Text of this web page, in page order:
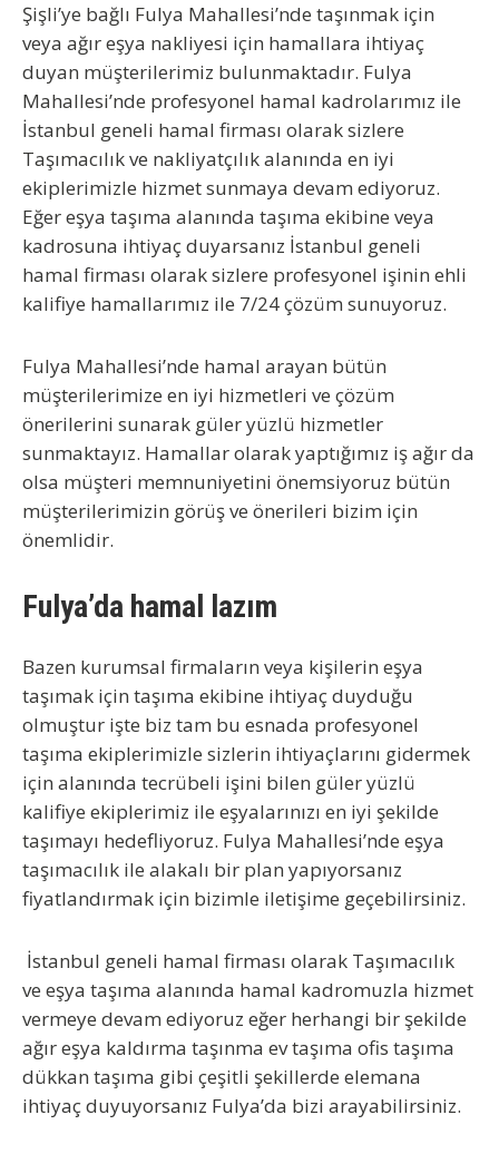
Şişli’ye bağlı Fulya Mahallesi’nde taşınmak için
veya ağır eşya nakliyesi için hamallara ihtiyaç
duyan müşterilerimiz bulunmaktadır. Fulya
Mahallesi’nde profesyonel hamal kadrolarımız ile
İstanbul geneli hamal firması olarak sizlere
Taşımacılık ve nakliyatçılık alanında en iyi
ekiplerimizle hizmet sunmaya devam ediyoruz.
Eğer eşya taşıma alanında taşıma ekibine veya
kadrosuna ihtiyaç duyarsanız İstanbul geneli
hamal firması olarak sizlere profesyonel işinin ehli
kalifiye hamallarımız ile 7/24 çözüm sunuyoruz.
Fulya Mahallesi’nde hamal arayan bütün
müşterilerimize en iyi hizmetleri ve çözüm
önerilerini sunarak güler yüzlü hizmetler
sunmaktayız. Hamallar olarak yaptığımız iş ağır da
olsa müşteri memnuniyetini önemsiyoruz bütün
müşterilerimizin görüş ve önerileri bizim için
önemlidir.
Fulya’da hamal lazım
Bazen kurumsal firmaların veya kişilerin eşya
taşımak için taşıma ekibine ihtiyaç duyduğu
olmuştur işte biz tam bu esnada profesyonel
taşıma ekiplerimizle sizlerin ihtiyaçlarını gidermek
için alanında tecrübeli işini bilen güler yüzlü
kalifiye ekiplerimiz ile eşyalarınızı en iyi şekilde
taşımayı hedefliyoruz. Fulya Mahallesi’nde eşya
taşımacılık ile alakalı bir plan yapıyorsanız
fiyatlandırmak için bizimle iletişime geçebilirsiniz.
İstanbul geneli hamal firması olarak Taşımacılık
ve eşya taşıma alanında hamal kadromuzla hizmet
vermeye devam ediyoruz eğer herhangi bir şekilde
ağır eşya kaldırma taşınma ev taşıma ofis taşıma
dükkan taşıma gibi çeşitli şekillerde elemana
ihtiyaç duyuyorsanız Fulya’da bizi arayabilirsiniz.